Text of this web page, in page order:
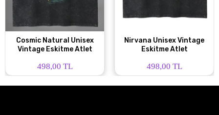
Cosmic Natural Unisex
Vintage Eskitme Atlet
498,00 TL
Nirvana Unisex Vintage
Eskitme Atlet
498,00 TL